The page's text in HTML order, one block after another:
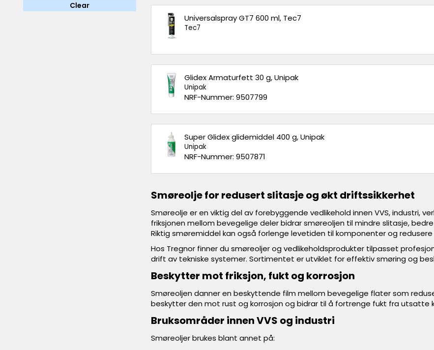
Clear
Universalspray GT7 600 ml, Tec7
Tec7
Glidex Armaturfett 30 g, Unipak
Unipak
NRF-Nummer: 9507799
Super Glidex glidemiddel 400 g, Unipak
Unipak
NRF-Nummer: 9507871
Smøreolje for redusert slitasje og økt driftssikkerhet
Smøreolje er en viktig del av forebyggende vedlikehold innen VVS, industri,
friksjonen mellom bevegelige deler bidrar smøreoljen til mindre slitasje,
Riktig smøremiddel kan også forlenge levetiden til komponenter og
Hos Tregnor finner du smøreoljer og vedlikeholdsprodukter tilpasset
drift av tekniske systemer. Sortimentet er utviklet for effektiv smøring og
Beskytter mot friksjon, fukt og korrosjon
Smøreoljen danner en beskyttende film mellom bevegelige flater som
beskytter den mot rust og korrosjon og bidrar til å fortrenge fukt fra utsatte
Bruksområder innen VVS og industri
Smøreoljer brukes blant annet på: